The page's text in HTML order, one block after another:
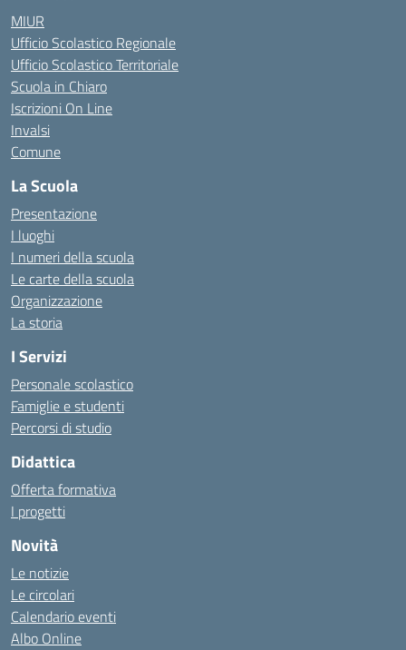
MIUR
Ufficio Scolastico Regionale
Ufficio Scolastico Territoriale
Scuola in Chiaro
Iscrizioni On Line
Invalsi
Comune
La Scuola
Presentazione
I luoghi
I numeri della scuola
Le carte della scuola
Organizzazione
La storia
I Servizi
Personale scolastico
Famiglie e studenti
Percorsi di studio
Didattica
Offerta formativa
I progetti
Novità
Le notizie
Le circolari
Calendario eventi
Albo Online